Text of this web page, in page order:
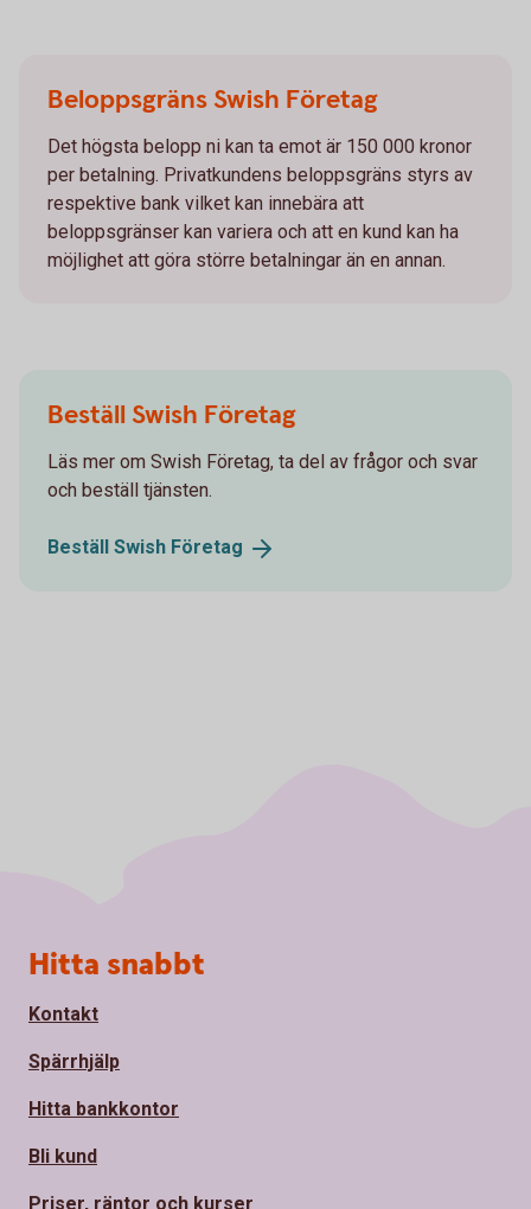
Beloppsgräns Swish Företag
Det högsta belopp ni kan ta emot är 150 000 kronor
per betalning. Privatkundens beloppsgräns styrs av
respektive bank vilket kan innebära att
beloppsgränser kan variera och att en kund kan ha
möjlighet att göra större betalningar än en annan.
Beställ Swish Företag
Läs mer om Swish Företag, ta del av frågor och svar
och beställ tjänsten.
Beställ Swish Företag
Sidfot
Hitta snabbt
Kontakt
Spärrhjälp
Hitta bankkontor
Bli kund
Priser, räntor och kurser